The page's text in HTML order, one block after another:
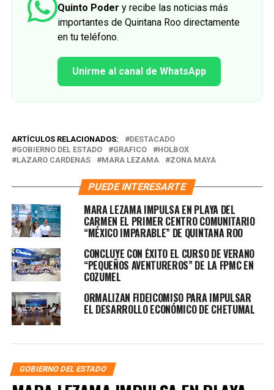
Quinto Poder y recibe las noticias más
importantes de Quintana Roo directamente
en tu teléfono.
Unirme al canal de WhatsApp
ARTÍCULOS RELACIONADOS:
DESTACADO
GOBIERNO DEL ESTADO
GRAFICO
HOLBOX
LAZARO CARDENAS
MARA LEZAMA ZONA MAYA
PUEDE INTERESARTE
MARA LEZAMA IMPULSA EN PLAYA DEL
CARMEN EL PRIMER CENTRO COMUNITARIO
“MÉXICO IMPARABLE” DE QUINTANA ROO
CONCLUYE CON ÉXITO EL CURSO DE VERANO
“PEQUEÑOS AVENTUREROS” DE LA FPMC EN
COZUMEL
ORMALIZAN FIDEICOMISO PARA IMPULSAR
EL DESARROLLO ECONÓMICO DE CHETUMAL
GOBIERNO DEL ESTADO